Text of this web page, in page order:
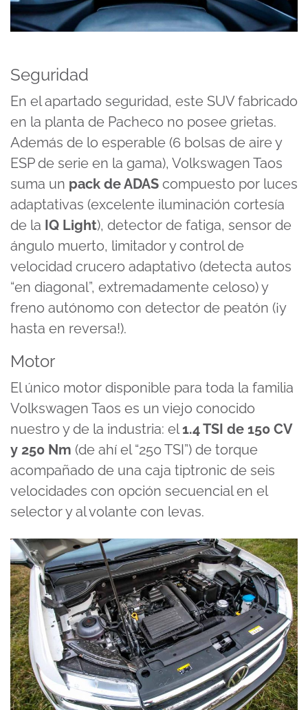
Seguridad
En el apartado seguridad, este SUV fabricado
en la planta de Pacheco no posee grietas.
Además de lo esperable (6 bolsas de aire y
ESP de serie en la gama), Volkswagen Taos
suma un pack de ADAS compuesto por luces
adaptativas (excelente iluminación cortesía
de la IQ Light), detector de fatiga, sensor de
ángulo muerto, limitador y control de
velocidad crucero adaptativo (detecta autos
“en diagonal”, extremadamente celoso) y
freno autónomo con detector de peatón (¡y
hasta en reversa!).
Motor
El único motor disponible para toda la familia
Volkswagen Taos es un viejo conocido
nuestro y de la industria: el1.4 TSI de 150 CV
y 250 Nm (de ahí el “250 TSI”) de torque
acompañado de una caja tiptronic de seis
velocidades con opción secuencial en el
selector y al volante con levas.